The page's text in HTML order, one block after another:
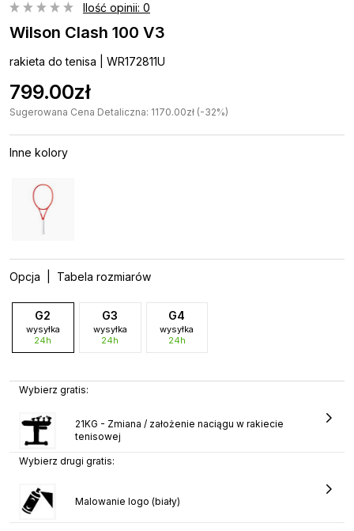
Ilość opinii: 0
Wilson Clash 100 V3
rakieta do tenisa | WR172811U
799.00zł
Sugerowana Cena Detaliczna: 1170.00zł (-32%)
Inne kolory
Opcja | Tabela rozmiarów
G2
wysyłka
24h
G3
wysyłka
24h
G4
wysyłka
24h
Wybierz gratis:
21KG - Zmiana / założenie naciągu w rakiecie
tenisowej
Wybierz drugi gratis:
Malowanie logo (biały)